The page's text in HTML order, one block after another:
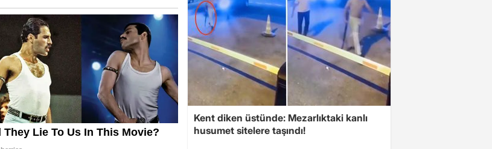
Kent diken üstünde: Mezarlıktaki kanlı
husumet sitelere taşındı!